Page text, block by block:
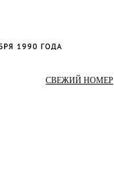
СВЕЖИЙ НОМЕР